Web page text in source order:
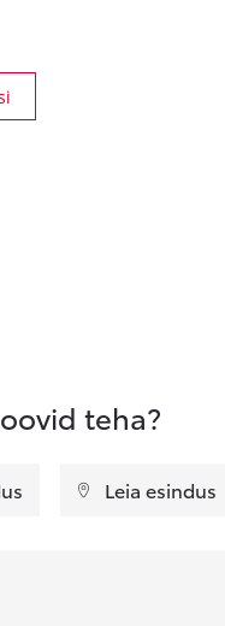
teha?
Leia esindus